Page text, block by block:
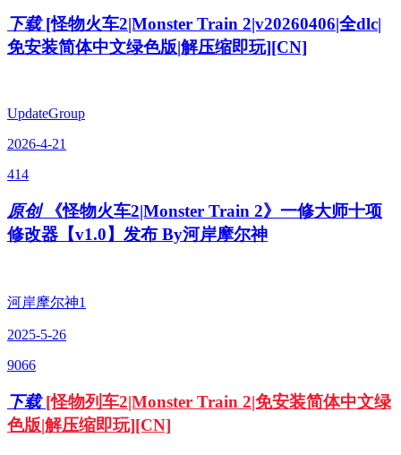
下载 [怪物火车2|Monster Train 2|v20260406|全dlc|
免安装简体中文绿色版|解压缩即玩][CN]
UpdateGroup
2026-4-21
414
原创
《怪物火车2|Monster Train 2》一修大师十项
修改器【v1.0】发布 By河岸摩尔神
河岸摩尔神1
2025-5-26
9066
下载 [怪物列车2|Monster Train 2|免安装简体中文绿
色版|解压缩即玩][CN]